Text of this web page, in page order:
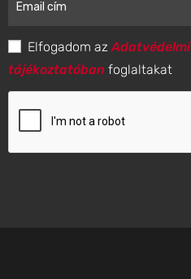
Elfogadom azAdatvédelmi
tájékoztatóban foglaltakat